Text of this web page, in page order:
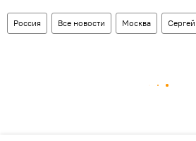
Россия Все новости Москва